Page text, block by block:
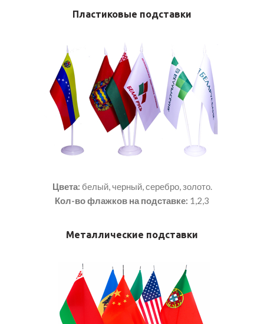
Пластиковые подставки
Цвета: белый, черный, серебро, золото.
Кол-вофлажков на подставке: 1,2,3
Металлические подставки